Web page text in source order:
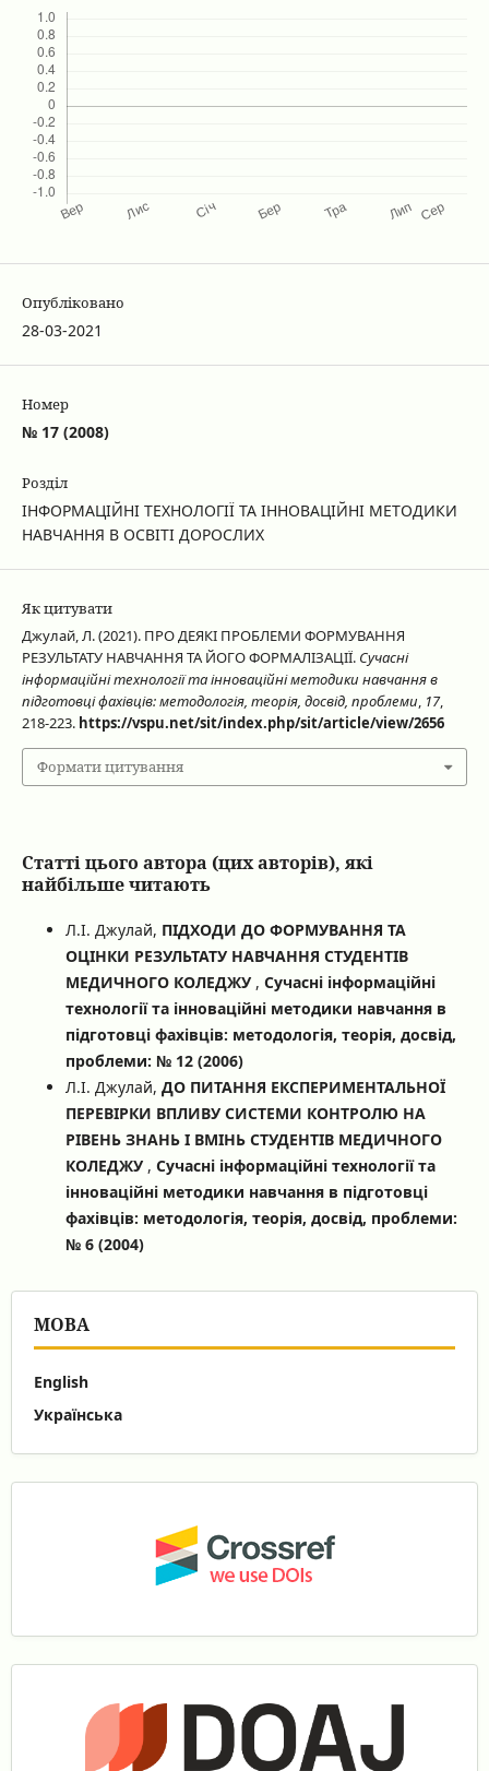
Опубліковано
28-03-2021
Номер
№ 17 (2008)
Розділ
ІНФОРМАЦІЙНІ ТЕХНОЛОГІЇ ТА ІННОВАЦІЙНІ МЕТОДИКИ
НАВЧАННЯ В ОСВІТІ ДОРОСЛИХ
Як цитувати
Джулай, Л. (2021). ПРО ДЕЯКІ ПРОБЛЕМИ ФОРМУВАННЯ
РЕЗУЛЬТАТУ НАВЧАННЯ ТА ЙОГО ФОРМАЛІЗАЦІЇ. Сучасні
інформаційні технології та інноваційні методики навчання в
підготовці фахівців: методологія, теорія, досвід, проблеми, 17,
218-223. https://vspu.net/sit/index.php/sit/article/view/2656
Формати цитування
Статті цього автора (цих авторів), які
найбільше читають
Л.І. Джулай, ПІДХОДИ ДО ФОРМУВАННЯ ТА
ОЦІНКИ РЕЗУЛЬТАТУ НАВЧАННЯ СТУДЕНТІВ
МЕДИЧНОГО КОЛЕДЖУ , Сучасні інформаційні
технології та інноваційні методики навчання в
підготовці фахівців: методологія, теорія, досвід,
проблеми: № 12 (2006)
Л.І. Джулай, ДО ПИТАННЯ ЕКСПЕРИМЕНТАЛЬНОЇ
ПЕРЕВІРКИ ВПЛИВУ СИСТЕМИ КОНТРОЛЮ НА
РІВЕНЬ ЗНАНЬ І ВМІНЬ СТУДЕНТІВ МЕДИЧНОГО
КОЛЕДЖУ , Сучасні інформаційні технології та
інноваційні методики навчання в підготовці
фахівців: методологія, теорія, досвід, проблеми:
№ 6 (2004)
МОВА
English
Українська